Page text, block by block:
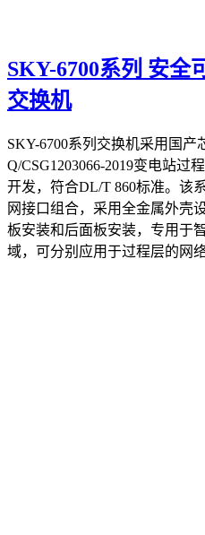
SKY-6700系列 安全
交换机
SKY-6700系列交换机采用国产
Q/CSG1203066-2019变电站过
开发，符合DL/T 860标准。该
网接口组合，采用全金属外壳
板安装和后面板安装，专用于
域，可分别应用于过程层的网络